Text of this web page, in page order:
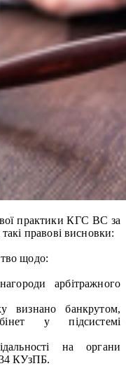
практики КГС ВС за
правові висновки:
щодо:
арбітражного
визнано банкрутом,
у підсистемі
на органи
34 КУзПБ.